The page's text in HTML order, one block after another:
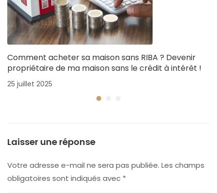
Comment acheter sa maison sans RIBA ? Devenir
propriétaire de ma maison sans le crédit à intérêt !
25 juillet 2025
Laisser une réponse
Votre adresse e-mail ne sera pas publiée. Les champs
obligatoires sont indiqués avec *